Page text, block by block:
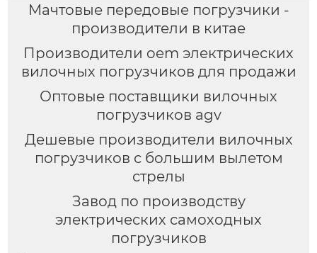
Мачтовые передовые погрузчики -
производители в китае
Производители oem электрических
вилочных погрузчиков для продажи
Оптовые поставщики вилочных
погрузчиков agv
Дешевые производители вилочных
погрузчиков с большим вылетом
стрелы
Завод по производству
электрических самоходных
погрузчиков